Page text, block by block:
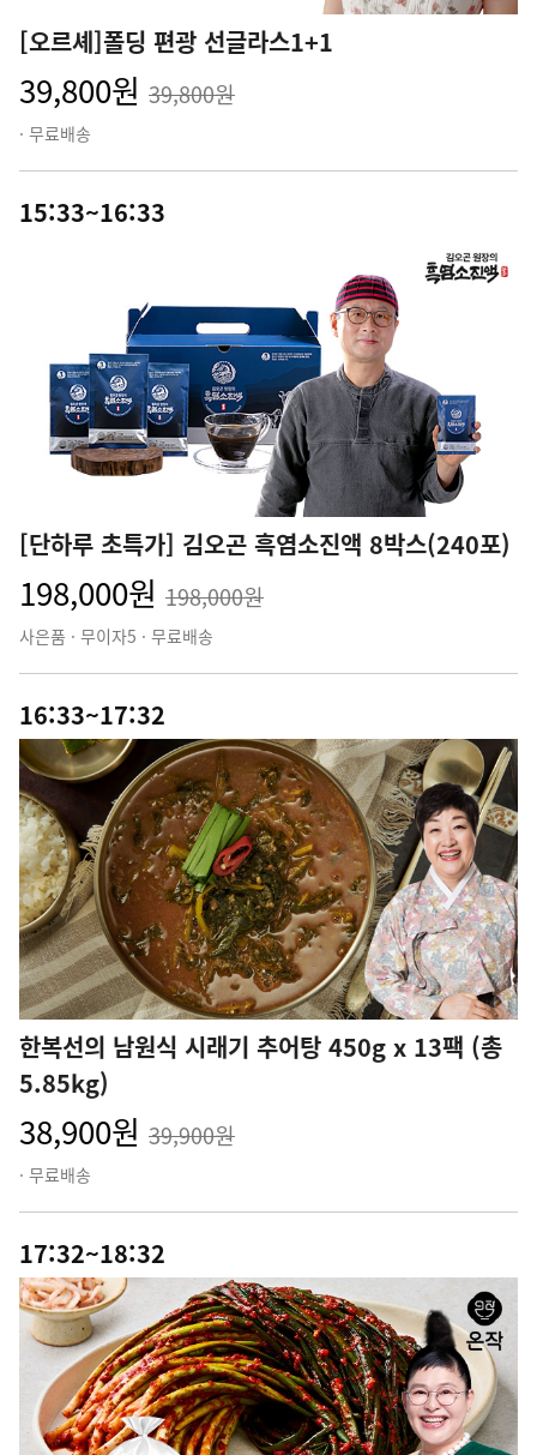
[오르셰]폴딩 편광 선글라스1+1
39,800원 39,800원
· 무료배송
15:33~16:33
[단하루 초특가] 김오곤 흑염소진액 8박스(240포)
198,000원 198,000원
사은품 · 무이자5 · 무료배송
16:33~17:32
한복선의 남원식 시래기 추어탕 450g x 13팩 (총
5.85kg)
38,900원 39,900원
· 무료배송
17:32~18:32